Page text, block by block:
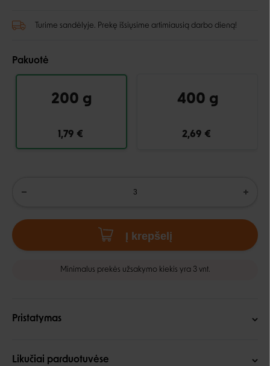
Turime sandėlyje. Prekę išsiųsime artimiausią darbo dieną!
Pakuotė
200 g
1,79 €
400 g
2,69 €
Į krepšelį
Minimalus prekės užsakymo kiekis yra 3 vnt.
Pristatymas
Likučiai parduotuvėse